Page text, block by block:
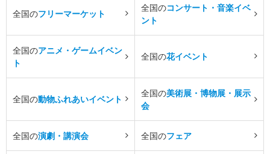
全国のフリーマーケット
全国のコンサート・音楽イベ
ント
全国のアニメ・ゲームイベン
ト
全国の花イベント
全国の動物ふれあいイベント
全国の美術展・博物展・展示
会
全国の演劇・講演会 全国のフェア